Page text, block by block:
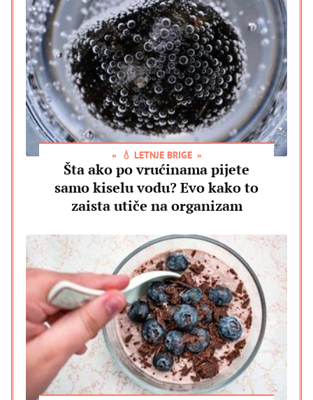
💧 LETNJE BRIGE
Šta ako po vrućinama pijete
samo kiselu vodu? Evo kako to
zaista utiče na organizam